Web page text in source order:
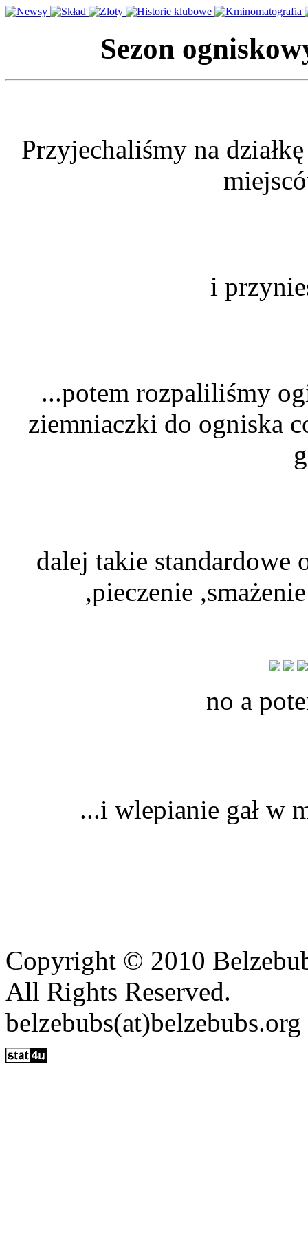
Sezon
Przyjechaliśmy na
i
...potem rozpaliliśmy
ziemniaczki do ogniska
dalej takie standardowe
,pieczenie
no a
...i wlepianie gał w
Copyright © 2010
All Rights Reserved.
belzebubs(at)belzebubs.org